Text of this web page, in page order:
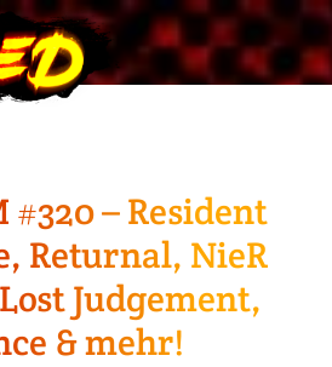
#320 – Resident
Returnal, NieR
Judgement,
& mehr!